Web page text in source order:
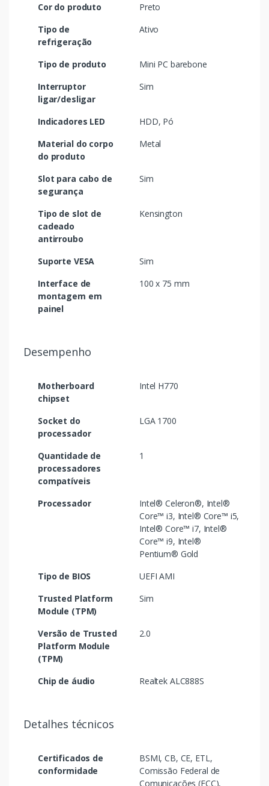
Cor do produto
Preto
Tipo de
refrigeração
Ativo
Tipo de produto
Mini PC barebone
Interruptor
ligar/desligar
Sim
Indicadores LED
HDD, Pó
Material do corpo
do produto
Metal
Slot para cabo de
segurança
Sim
Tipo de slot de
cadeado
antirroubo
Kensington
Suporte VESA
Sim
Interface de
montagem em
painel
100 x 75 mm
Desempenho
Motherboard
chipset
Intel H770
Socket do
processador
LGA 1700
Quantidade de
processadores
compatíveis
1
Processador
Intel® Celeron®, Intel®
Core™ i3, Intel® Core™ i5,
Intel® Core™ i7, Intel®
Core™ i9, Intel®
Pentium® Gold
Tipo de BIOS
UEFI AMI
Trusted Platform
Module (TPM)
Sim
Versão de Trusted
Platform Module
(TPM)
2.0
Chip de áudio Realtek ALC888S
Detalhes técnicos
Certificados de
conformidade
BSMI, CB, CE, ETL,
Comissão Federal de
Comunicações (FCC),